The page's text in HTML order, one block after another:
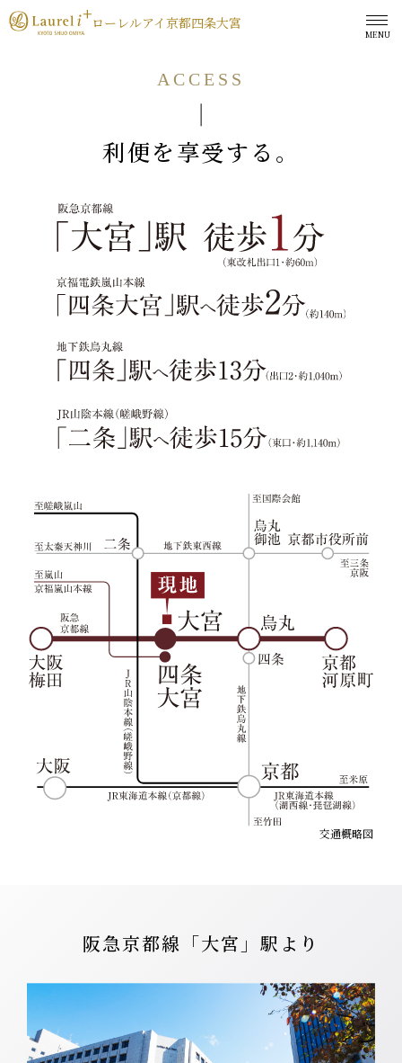
ローレルアイ京都四条大宮
ACCESS
四条大宮交差点
利便を享受する。
交通概略図
阪急京都線「大宮」駅より